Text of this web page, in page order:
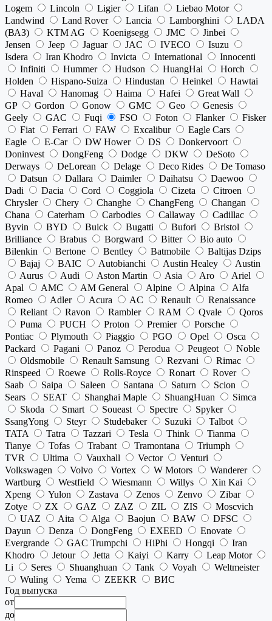
Logem
Lincoln Ligier Lifan
Liebao Motor
Landwind
Land Rover Lancia Lamborghini
LADA
(ВАЗ)
KTM AG Koenigsegg JMC
Jinbei
Jensen
Jeep Jaguar JAC IVECO
Isuzu
Isdera
Iran Khodro Invicta International
Innocenti
Infiniti
Hummer Hudson HuangHai
Horch
Holden
Hispano-Suiza Hindustan Heinkel
Hawtai
Haval
Hanomag Haima Hafei
Great Wall
GP
Gordon Gonow GMC Geo
Genesis
Geely
GAC Fuqi FSO Foton Flanker
Fisker
Fiat
Ferrari FAW Excalibur
Eagle Cars
Eagle
E-Car DW Hower DS
Donkervoort
Doninvest
DongFeng Dodge DKW
DeSoto
Derways
DeLorean Delage Deco Rides
De Tomaso
Datsun
Dallara Daimler Daihatsu
Daewoo
Dadi
Dacia Cord Coggiola Cizeta
Citroen
Chrysler
Chery Changhe ChangFeng
Changan
Chana
Caterham Carbodies Callaway
Cadillac
Byvin
BYD Buick Bugatti Bufori
Bristol
Brilliance
Brabus Borgward Bitter
Bio auto
Bilenkin
Bertone Bentley Batmobile
Baltijas Dzips
Bajaj
BAIC Autobianchi Austin Healey
Austin
Aurus
Audi Aston Martin Asia Aro
Ariel
Apal
AMC AM General Alpine Alpina
Alfa
Romeo
Adler Acura AC Renault
Renaissance
Reliant
Ravon Rambler RAM Qvale
Qoros
Puma
PUCH Proton Premier
Porsche
Pontiac
Plymouth Piaggio PGO Opel
Osca
Packard
Pagani Panoz Perodua Peugeot
Noble
Oldsmobile
Renault Samsung Rezvani
Rimac
Rinspeed
Roewe Rolls-Royce Ronart
Rover
Saab
Saipa Saleen Santana Saturn
Scion
Sears
SEAT Shanghai Maple ShuangHuan
Simca
Skoda
Smart Soueast Spectre
Spyker
SsangYong
Steyr Studebaker Suzuki
Talbot
TATA
Tatra Tazzari Tesla Think
Tianma
Tianye
Tofas Trabant Tramontana
Triumph
TVR
Ultima Vauxhall Vector
Venturi
Volkswagen
Volvo Vortex W Motors
Wanderer
Wartburg
Westfield Wiesmann Willys
Xin Kai
Xpeng
Yulon Zastava Zenos Zenvo
Zibar
Zotye
ZX GAZ ZAZ ZIL ZIS
Moscvich
UAZ
Aita Alga Baojun BAW
DFSC
Dayun
Denza DongFeng EXEED
Enovate
Evergrande
GAC Trumpchi HiPhi Hongqi
Iran
Khodro
Jetour Jetta Kaiyi Karry
Leap Motor
Li
Seres Shuanghuan Tank Voyah
Weltmeister
Wuling
Yema ZEEKR
ВИС
Год выпуска
от
до